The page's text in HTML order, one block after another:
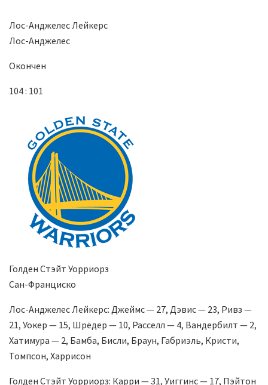
Лос-Анджелес Лейкерс
Лос-Анджелес
Окончен
104 : 101
Голден Стэйт Уорриорз
Сан-Франциско
Лос-Анджелес Лейкерс: Джеймс — 27, Дэвис — 23, Ривз —
21, Уокер — 15, Шрёдер — 10, Расселл — 4, Вандербилт — 2,
Хатимура — 2, Бамба, Бисли, Браун, Габриэль, Кристи,
Томпсон, Харрисон
Голден Стэйт Уорриорз: Карри — 31, Уиггинс — 17, Пэйтон